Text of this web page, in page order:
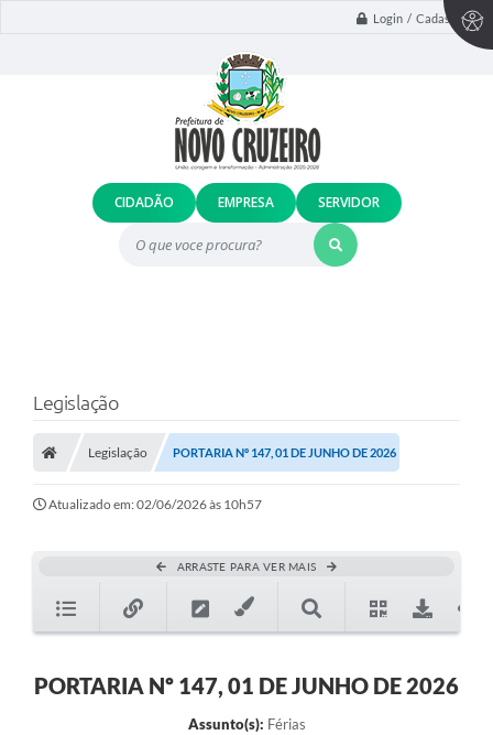
Login / Cadastro
O que voce procura?
CIDADÃO EMPRESA SERVIDOR
Legislação
Legislação PORTARIA Nº 147, 01 DE JUNHO DE 2026
Atualizado em: 02/06/2026 às 10h57
ARRASTE PARA VER MAIS
PORTARIA Nº 147, 01 DE JUNHO DE 2026
Assunto(s): Férias